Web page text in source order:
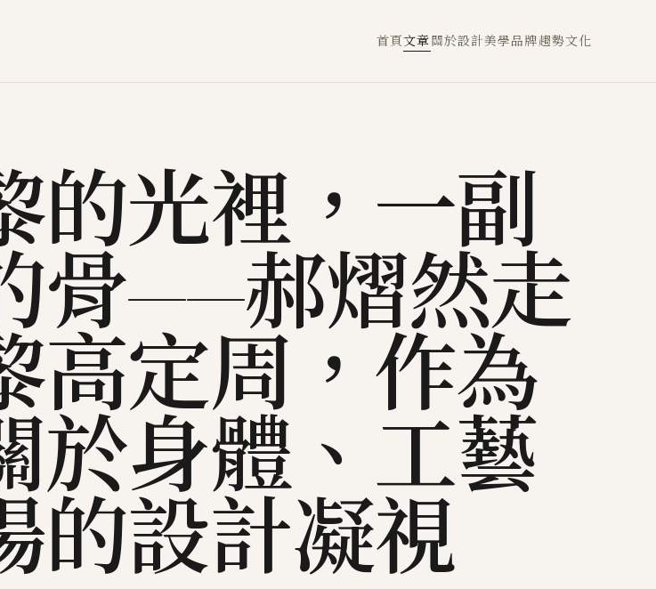
首頁文章關於設計美學品牌趨勢文化
的光裡，一副
骨——郝熠然走
高定周，作為
於身體、工藝
的設計凝視